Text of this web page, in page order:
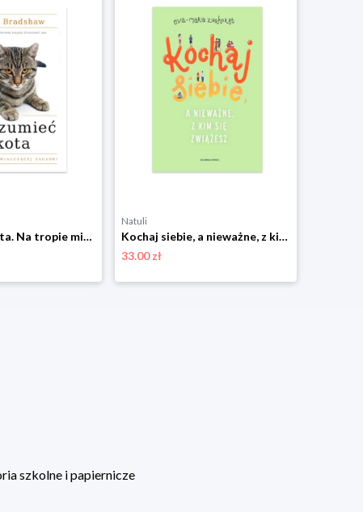
Zrozumieć kota. Na tropie miauczącej zagadki Czarna owca
Natuli
Kochaj siebie, a nieważne, z kim się zwiążesz Czarna owca
33.00 zł
szkolne i papiernicze